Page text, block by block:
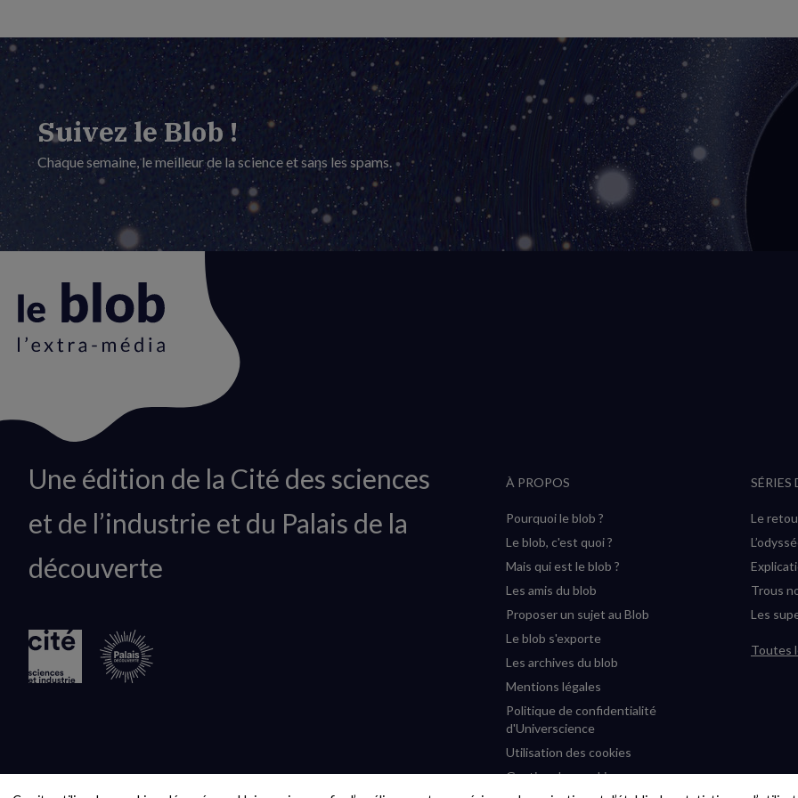
Suivez le Blob !
Chaque semaine, le meilleur de la science et sans les spams.
Animation
logo
Une édition de la Cité des sciences
et de l’industrie et du Palais de la
découverte
À PROPOS
Pourquoi le blob ?
Le blob, c'est quoi ?
Mais qui est le blob ?
Les amis du blob
Proposer un sujet au Blob
Le blob s'exporte
Les archives du blob
Mentions légales
Politique de confidentialité
d'Universcience
Utilisation des cookies
Gestion des cookies
SÉRIES
Le
Trous
Les
Toutes